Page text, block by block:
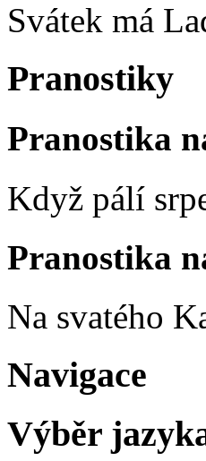
Svátek má
Pranostiky
Pranostika
Když pálí
Pranostika
Na svatého
Navigace
Výběr